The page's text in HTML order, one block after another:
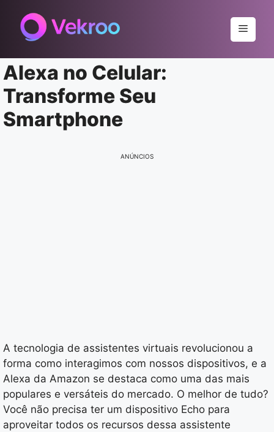
para
Menu
Alexa no Celular:
Transforme Seu
Smartphone
ANÚNCIOS
A tecnologia de assistentes virtuais revolucionou a
forma como interagimos com nossos dispositivos, e a
Alexa da Amazon se destaca como uma das mais
populares e versáteis do mercado. O melhor de tudo?
Você não precisa ter um dispositivo Echo para
aproveitar todos os recursos dessa assistente